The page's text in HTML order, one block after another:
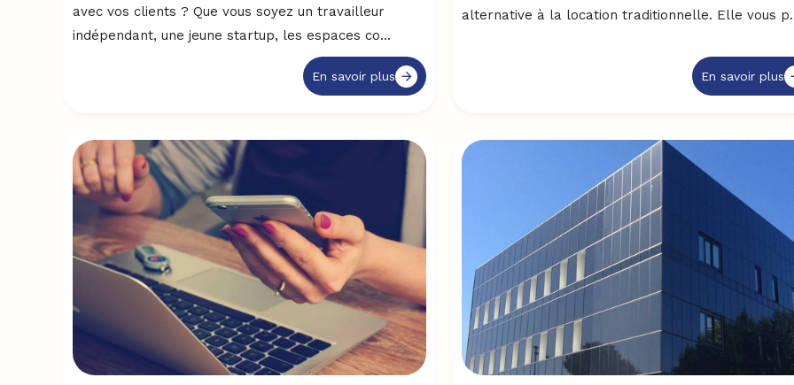
avec vos clients ? Que vous soyez un travailleur
indépendant, une jeune startup, les espaces co...
En savoir plus
alternative à la location traditionnelle. Elle vous
En savoir plus